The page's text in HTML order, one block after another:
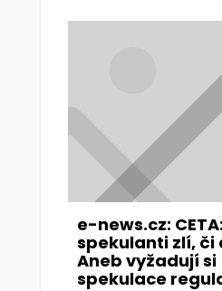
e-news.cz:
spekulanti zlí, či
Aneb vyžadují si
spekulace